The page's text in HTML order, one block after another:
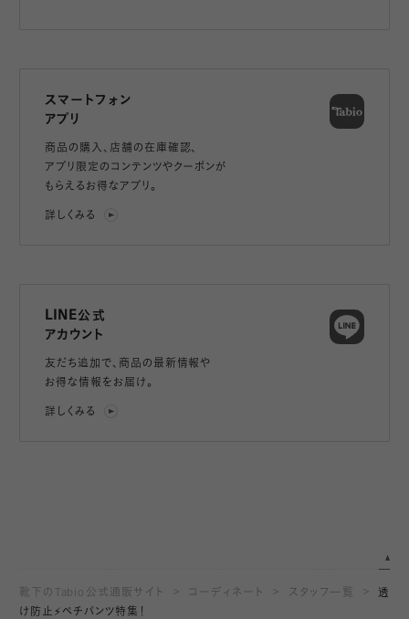
スマートフォン
アプリ
商品の購入、店舗の在庫確認、
アプリ限定のコンテンツやクーポンが
もらえるお得なアプリ。
詳しくみる
LINE公式
アカウント
友だち追加で、 商品の最新情報や
お得な情報をお届け。
詳しくみる
靴下のTabio公式通販サイト コーディネート スタッフ一覧
透
け防止⚡️ペチパンツ特集！